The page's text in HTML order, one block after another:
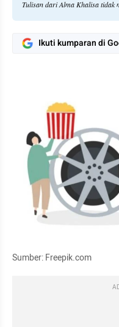
Tulisan dari Alma Khalisa tidak
Ikuti kumparan di
Sumber: Freepik.com